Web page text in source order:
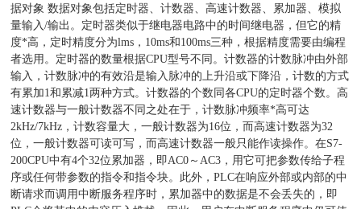
据对象 数据对象包括定时器、计数器、高速计数器、累加器、模拟
量输入/输出。定时器类似于继电器电路中的时间继电器，但它的精
度*高，定时精度分为lms，10ms和100ms三种，根据精度需要由编程
者选用。定时器的数量根据CPU型号不同。计数器的计数脉冲由外部
输入，计数脉冲的有效沿是输入脉冲的上升沿或下降沿，计数的方式
有累加1和累减1两种方式。计数器的个数同各CPU的定时器个数。高
速计数器与一般计数器不同之处在于，计数脉冲频率*高可达
2kHz/7kHz，计数容量大，一般计数器为16位，而高速计数器为32
位，一般计数器可读可写，而高速计数器一般只能作读操作。在S7-
200CPU中有4个32位累加器，即AC0～AC3，用它可把参数传给子程
序或任何带参数的指令和指令块。此外，PLC在响应外部或内部的中
断请求而调用中断服务程序时，累加器中的数据是不会丢失的，即